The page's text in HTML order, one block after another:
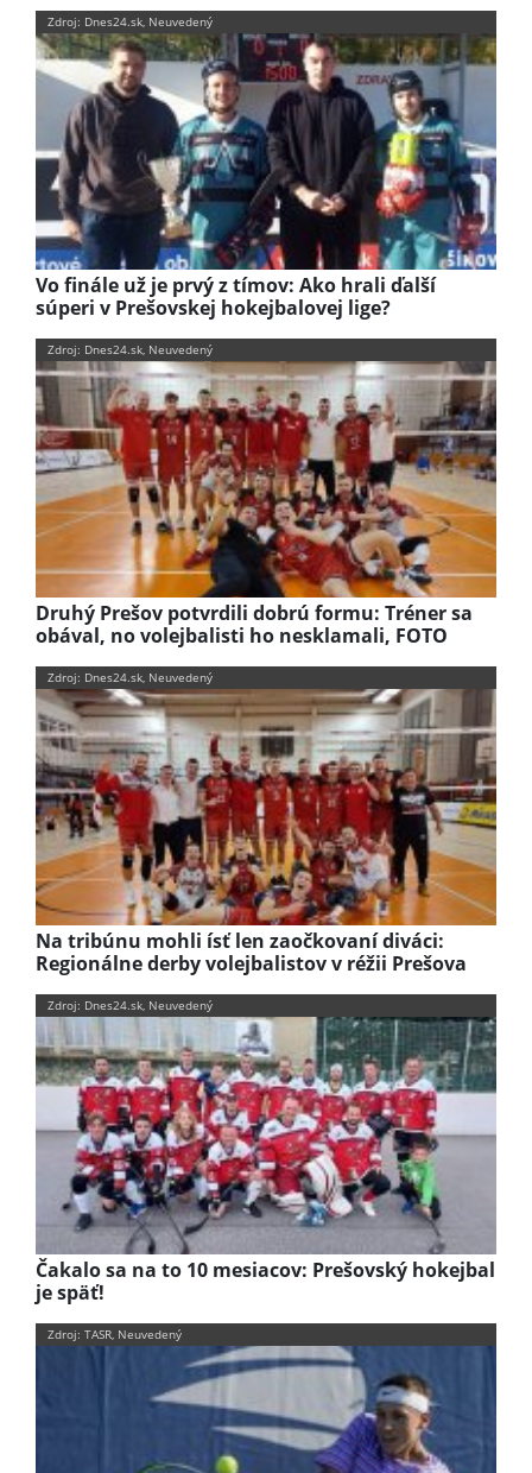
Zdroj: Dnes24.sk, Neuvedený
Vo finále už je prvý z tímov: Ako hrali ďalší
súperi v Prešovskej hokejbalovej lige?
Zdroj: Dnes24.sk, Neuvedený
Druhý Prešov potvrdili dobrú formu: Tréner sa
obával, no volejbalisti ho nesklamali, FOTO
Zdroj: Dnes24.sk, Neuvedený
Na tribúnu mohli ísť len zaočkovaní diváci:
Regionálne derby volejbalistov v réžii Prešova
Zdroj: Dnes24.sk, Neuvedený
Čakalo sa na to 10 mesiacov: Prešovský hokejbal
je späť!
Zdroj: TASR, Neuvedený